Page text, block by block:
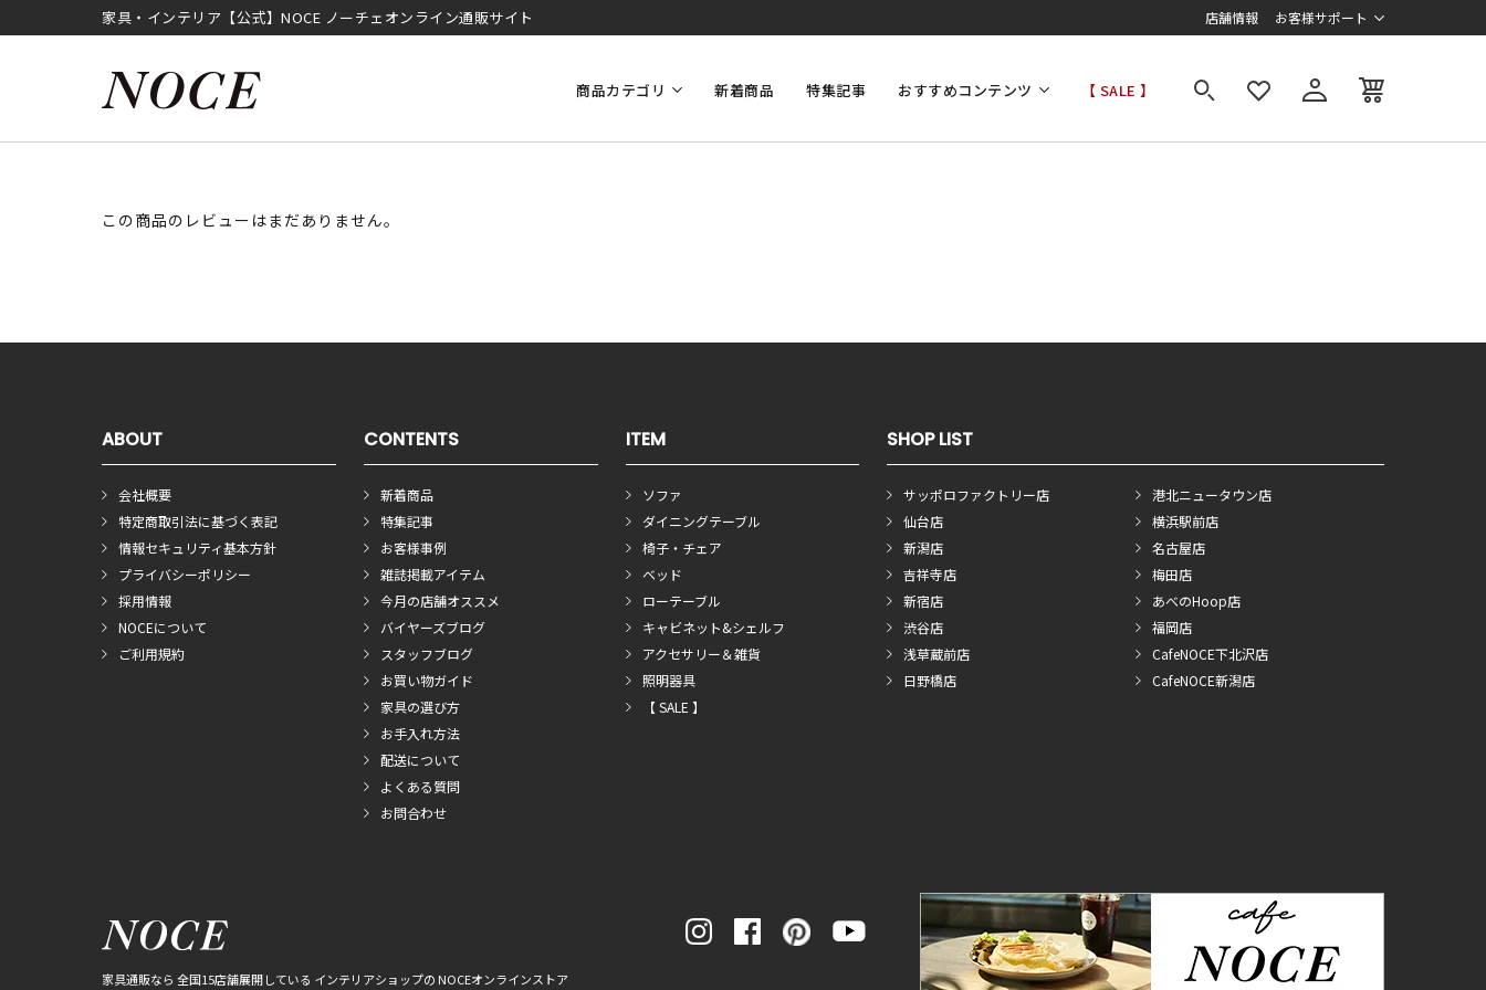
家具・インテリア【公式】NOCE ノーチェオンライン通販サイト 店舗情報 お客様サポート
商品カテゴリ 新着商品 特集記事 おすすめコンテンツ 【 SALE 】
この商品のレビューはまだありません。
ABOUT
会社概要
特定商取引法に基づく表記
情報セキュリティ基本方針
プライバシーポリシー
採用情報
NOCEについて
ご利用規約
CONTENTS
新着商品
特集記事
お客様事例
雑誌掲載アイテム
今月の店舗オススメ
バイヤーズブログ
スタッフブログ
お買い物ガイド
家具の選び方
お手入れ方法
配送について
よくある質問
お問合わせ
ITEM
ソファ
ダイニングテーブル
椅子・チェア
ベッド
ローテーブル
キャビネット&シェルフ
アクセサリー＆雑貨
照明器具
【 SALE 】
SHOP LIST
サッポロファクトリー店
仙台店
新潟店
吉祥寺店
新宿店
渋谷店
浅草蔵前店
日野橋店
港北ニュータウン店
横浜駅前店
名古屋店
梅田店
あべのHoop店
福岡店
CafeNOCE下北沢店
CafeNOCE新潟店
家具通販なら 全国15店舗展開している インテリアショップの NOCEオンラインストア